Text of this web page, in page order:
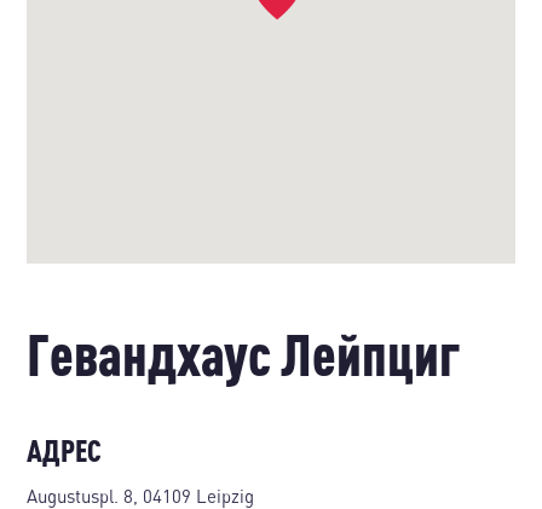
Гевандхаус Лейпциг
АДРЕС
Augustuspl. 8, 04109 Leipzig